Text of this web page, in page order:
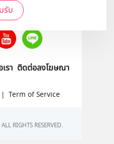
รับ
ราได้ที่
รา ติดต่อลงโฆษณา
| Term of Service
RIGHTS RESERVED.